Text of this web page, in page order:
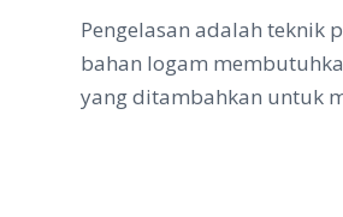
Pengelasan adalah teknik
bahan logam
yang ditambahkan untuk